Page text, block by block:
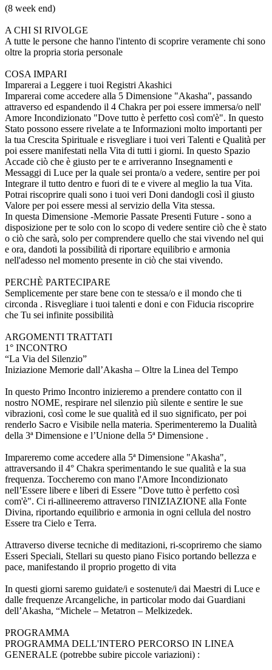
(8 week end)
A CHI SI RIVOLGE
A tutte le persone che hanno l'intento di scoprire veramente chi sono
oltre la propria storia personale
COSA IMPARI
Imparerai a Leggere i tuoi Registri Akashici
Imparerai come accedere alla 5 Dimensione "Akasha", passando
attraverso ed espandendo il 4 Chakra per poi essere immersa/o nell'
Amore Incondizionato "Dove tutto è perfetto così com'è". In questo
Stato possono essere rivelate a te Informazioni molto importanti per
la tua Crescita Spirituale e risvegliare i tuoi veri Talenti e Qualità per
poi essere manifestati nella Vita di tutti i giorni. In questo Spazio
Accade ciò che è giusto per te e arriveranno Insegnamenti e
Messaggi di Luce per la quale sei pronta/o a vedere, sentire per poi
Integrare il tutto dentro e fuori di te e vivere al meglio la tua Vita.
Potrai riscoprire quali sono i tuoi veri Doni dandogli così il giusto
Valore per poi essere messi al servizio della Vita stessa.
In questa Dimensione -Memorie Passate Presenti Future - sono a
disposizione per te solo con lo scopo di vedere sentire ciò che è stato
o ciò che sarà, solo per comprendere quello che stai vivendo nel qui
e ora, dandoti la possibilità di riportare equilibrio e armonia
nell'adesso nel momento presente in ciò che stai vivendo.
PERCHÈ PARTECIPARE
Semplicemente per stare bene con te stessa/o e il mondo che ti
circonda . Risvegliare i tuoi talenti e doni e con Fiducia riscoprire
che Tu sei infinite possibilità
ARGOMENTI TRATTATI
1° INCONTRO
“La Via del Silenzio”
Iniziazione Memorie dall’Akasha – Oltre la Linea del Tempo
In questo Primo Incontro inizieremo a prendere contatto con il
nostro NOME, respirare nel silenzio più silente e sentire le sue
vibrazioni, così come le sue qualità ed il suo significato, per poi
renderlo Sacro e Visibile nella materia. Sperimenteremo la Dualità
della 3ª Dimensione e l’Unione della 5ª Dimensione .
Impareremo come accedere alla 5ª Dimensione "Akasha",
attraversando il 4° Chakra sperimentando le sue qualità e la sua
frequenza. Toccheremo con mano l'Amore Incondizionato
nell’Essere libere e liberi di Essere "Dove tutto è perfetto così
com'è". Ci ri-allineeremo attraverso l'INIZIAZIONE alla Fonte
Divina, riportando equilibrio e armonia in ogni cellula del nostro
Essere tra Cielo e Terra.
Attraverso diverse tecniche di meditazioni, ri-scopriremo che siamo
Esseri Speciali, Stellari su questo piano Fisico portando bellezza e
pace, manifestando il proprio progetto di vita
In questi giorni saremo guidate/i e sostenute/i dai Maestri di Luce e
dalle frequenze Arcangeliche, in particolar modo dai Guardiani
dell’Akasha, “Michele – Metatron – Melkizedek.
PROGRAMMA
PROGRAMMA DELL'INTERO PERCORSO IN LINEA
GENERALE (potrebbe subire piccole variazioni) :